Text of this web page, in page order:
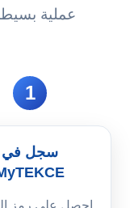
عملية بسيطة من 4 خطوات
1
سجل في
احصل على رمز